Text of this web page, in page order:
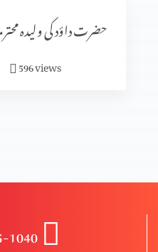
شادی کا الٰہی منصوبہ (حصہ2)
حضرت داؤد کی ولیدہ
596views
1040